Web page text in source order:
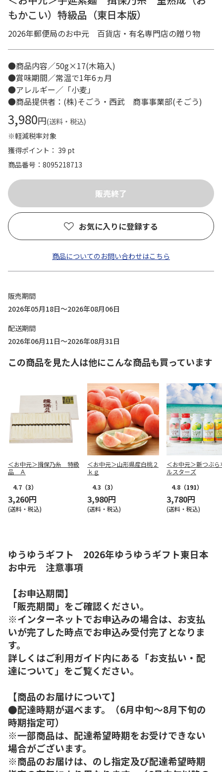
もかこい）特級品（東日本版）
2026年郵便局のお中元 百貨店・有名専門店の贈り物
●商品内容／50g×17(木箱入)
●賞味期間／常温で1年6ヵ月
●アレルギー／「小麦」
●商品提供者：(株)そごう・西武 商事事業部(そごう)
3,980円(送料・税込)
※軽減税率対象
獲得ポイント： 39 pt
商品番号
8095218713
お気に入りに登録する
商品についてのお問い合わせはこちら
販売期間
2026年05月18日～2026年08月06日
配送期間
2026年06月11日～2026年08月31日
この商品を見た人は他にこんな商品も買っています
＜お中元＞揖保乃糸 特級
品 Ａ
4.7 （3）
3,260円
(送料・税込)
＜お中元＞山形県産白桃２
ｋｇ
4.3 （3）
3,980円
(送料・税込)
＜お中元＞新つぶら
ルスターズ
4.8 （191）
3,780円
(送料・税込)
ゆうゆうギフト 2026年ゆうゆうギフト東日本
お中元 注意事項
【お申込期間】
「販売期間」をご確認ください。
※インターネットでお申込みの場合は、お支払
いが完了した時点でお申込み受付完了となりま
す。
詳しくはご利用ガイド内にある「お支払い・配
達について」をご覧ください。
【商品のお届けについて】
●配達時期が選べます。（6月中旬～8月下旬の
時期指定可）
※一部商品は、配達希望時期をお受けできない
場合がございます。
※商品のお届けは、のし指定及び配達希望時期